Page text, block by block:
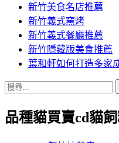
新竹美食名店推薦
新竹義式窯烤
新竹義式餐廳推薦
新竹隱藏版美食推薦
葉和軒如何打造多家
搜
關
品種貓買賣cd貓